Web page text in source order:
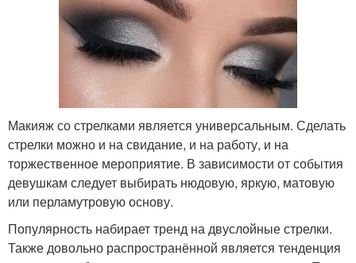
Макияж со стрелками является универсальным. Сделать
стрелки можно и на свидание, и на работу, и на
торжественное мероприятие. В зависимости от события
девушкам следует выбирать нюдовую, яркую, матовую
или перламутровую основу.
Популярность набирает тренд на двуслойные стрелки.
Также довольно распространённой является тенденция